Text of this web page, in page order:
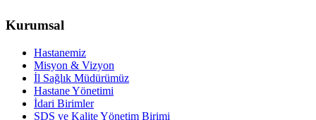
Kurumsal
Hastanemiz
Misyon & Vizyon
İl Sağlık Müdürümüz
Hastane Yönetimi
İdari Birimler
SDS ve Kalite Yönetim Birimi